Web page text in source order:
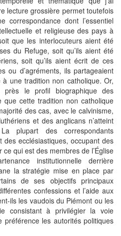
lecture grossière permet toutefois
correspondance dont l’essentiel
et religieuse des pays à
que les interlocuteurs aient été
du Refuge, soit qu’ils aient été
soit qu’ils aient écrit de ces
ou d’agréments, ils partageaient
à une tradition non catholique. Or,
le profil biographique des
que cette tradition non catholique
des cas, avec le calvinisme,
et des anglicans n’atteint
plupart des correspondants
ecclésiastiques, occupant des
qui est des membres de l’Église
institutionnelle derrière
la stratégie mise en place par
de ses objectifs principaux
confessions et l’aide aux
ils les vaudois du Piémont ou les
consistant à privilégier la voie
préférence les autorités politiques